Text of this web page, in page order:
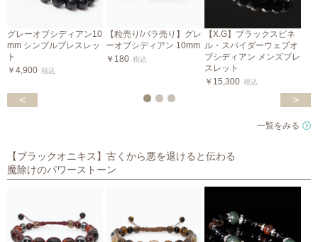
グレーオブシディアン10
mm シンプルブレスレッ
ト
￥4,900 税込
【粒売り/バラ売り】グレ
ーオブシディアン 10mm
￥180 税込
【X.G】ブラックスピネ
ル・スパイダーウェブオ
ブシディアン メンズブレ
スレット
￥15,300 税込
< >
一覧をみる
【ブラックオニキス】古くから悪を退けると伝わる
魔除けのパワーストーン